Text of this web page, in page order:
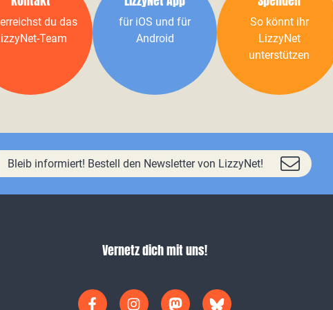
du das
Team
für iOS und für
Android
So könnt ihr
LizzyNet
unterstützen
Bleib informiert! Bestell den Newsletter von LizzyNet!
Vernetz dich mit uns!